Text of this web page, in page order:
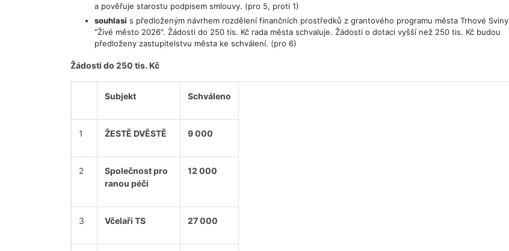
a pověřuje starostu podpisem smlouvy. (pro 5, proti 1)
souhlasí s předloženým návrhem rozdělení finančních prostředků z grantového programu města Trhové Sviny
"Živé město 2026". Žádosti do 250 tis. Kč rada města schvaluje. Žádosti o dotaci vyšší než 250 tis. Kč budou
předloženy zastupitelstvu města ke schválení. (pro 6)
Žádosti do 250 tis. Kč
Subjekt Schváleno
1 ŽESTĚ DVĚSTĚ 9 000
2
Společnost pro
ranou péči
12 000
3 Včelaři TS 27 000